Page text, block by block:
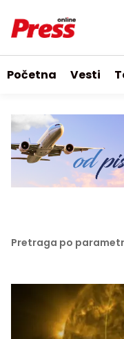
Početna Vesti
Pretraga po